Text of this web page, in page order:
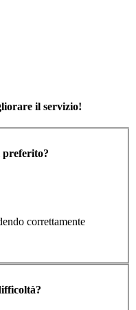
il servizio!
preferito?
correttamente